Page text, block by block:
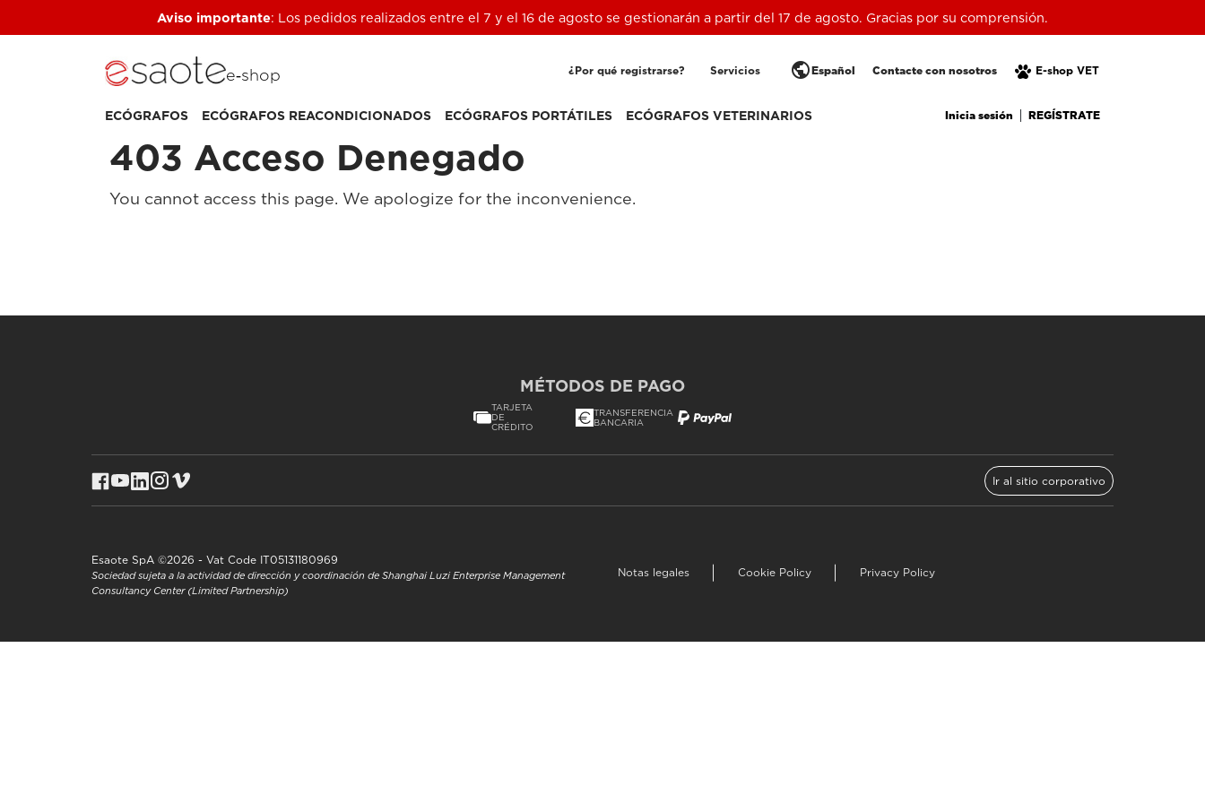
Aviso importante: Los pedidos realizados entre el 7 y el 16 de agosto se gestionarán a partir del 17 de agosto. Gracias por su comprensión.
e‑shop ¿Por qué registrarse? Servicios E-shop VET
Contacte con nosotros
publicEspañol
ECÓGRAFOS ECÓGRAFOS REACONDICIONADOS ECÓGRAFOS PORTÁTILES ECÓGRAFOS VETERINARIOS Inicia sesión REGÍSTRATE
403 Acceso Denegado
You cannot access this page. We apologize for the inconvenience.
MÉTODOS DE PAGO
TARJETA
DE
CRÉDITO
TRANSFERENCIA
BANCARIA
Ir al sitio corporativo
Esaote SpA ©2026 - Vat Code IT05131180969
Sociedad sujeta a la actividad de dirección y coordinación de Shanghai Luzi Enterprise Management
Consultancy Center (Limited Partnership)
Notas legales Cookie Policy Privacy Policy